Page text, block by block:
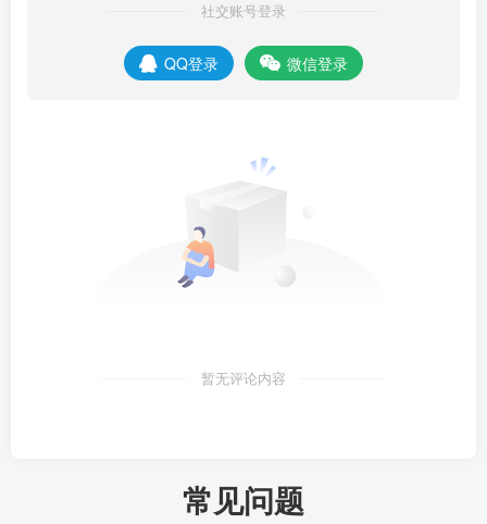
社交账号登录
QQ登录 微信登录
暂无评论内容
常见问题